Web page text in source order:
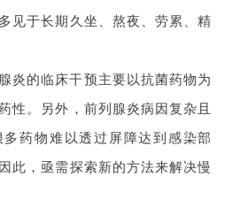
见于长期久坐、熬夜、劳累、精
炎的临床干预主要以抗菌药物为
性。另外，前列腺炎病因复杂且
药物难以透过屏障达到感染部
此，亟需探索新的方法来解决慢